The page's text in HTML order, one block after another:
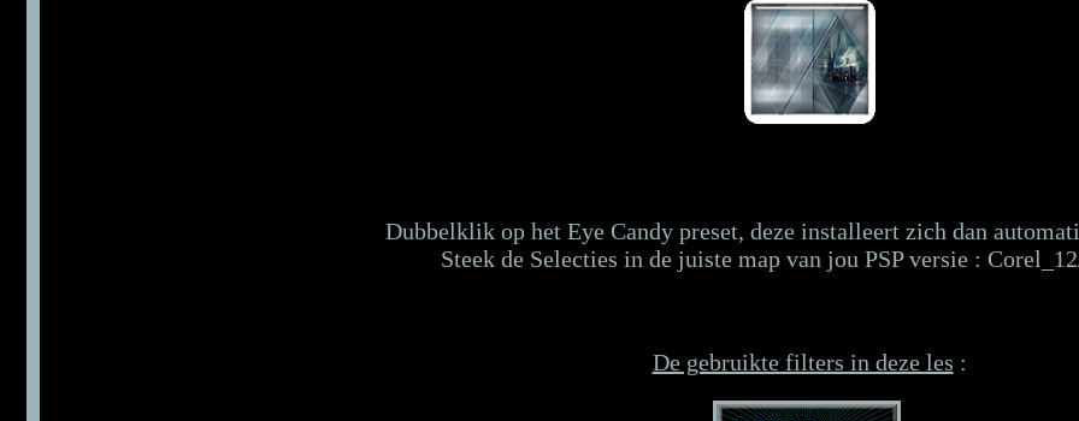
Dubbelklik op het Eye Candy preset, deze installeert zich dan
Steek de Selecties in de juiste map van jou PSP versie :
De gebruikte filters in deze les :